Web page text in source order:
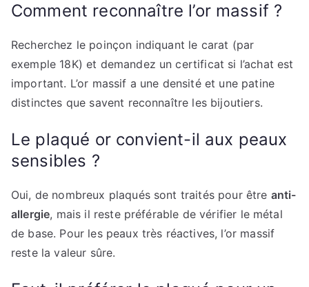
Comment reconnaître l’or massif ?
Recherchez le poinçon indiquant le carat (par
exemple 18K) et demandez un certificat si l’achat est
important. L’or massif a une densité et une patine
distinctes que savent reconnaître les bijoutiers.
Le plaqué or convient-il aux peaux
sensibles ?
Oui, de nombreux plaqués sont traités pour être anti-
allergie, mais il reste préférable de vérifier le métal
de base. Pour les peaux très réactives, l’or massif
reste la valeur sûre.